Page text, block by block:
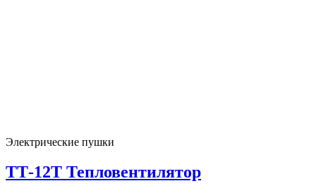
Электрические пушки
ТТ-12Т Тепловентилятор